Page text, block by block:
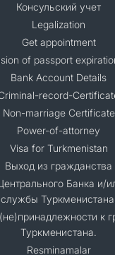
Консульский учет
Legalization
Get appointment
of passport
Bank Account Details
record-
Non-marriage Certificate
Power-of-attorney
Visa for Turkmenistan
Выход из гражданства
Банка и/
службы Туркменистана.
к
Туркменистана.
Resminamalar